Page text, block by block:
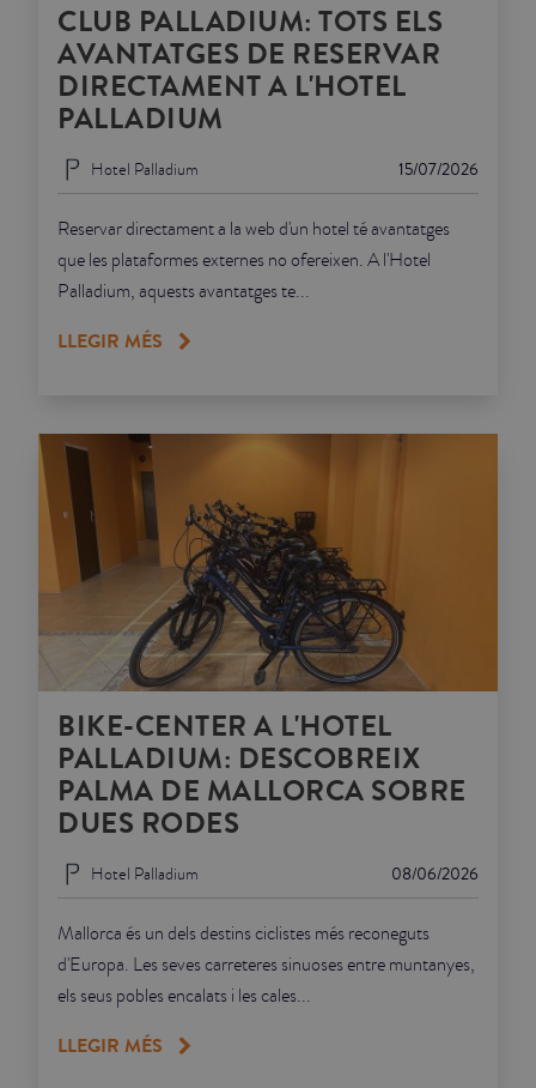
CLUB PALLADIUM: TOTS ELS
AVANTATGES DE RESERVAR
DIRECTAMENT A L'HOTEL
PALLADIUM
15/07/2026
Hotel Palladium
Reservar directament a la web d'un hotel té avantatges
que les plataformes externes no ofereixen. A l'Hotel
Palladium, aquests avantatges te...
LLEGIR MÉS
BIKE-CENTER A L'HOTEL
PALLADIUM: DESCOBREIX
PALMA DE MALLORCA SOBRE
DUES RODES
08/06/2026
Hotel Palladium
Mallorca és un dels destins ciclistes més reconeguts
d'Europa. Les seves carreteres sinuoses entre muntanyes,
els seus pobles encalats i les cales...
LLEGIR MÉS